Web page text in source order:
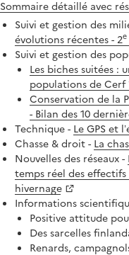
Sommaire détaillé avec
Suivi et gestion des
évolutions récentes - 2e
Suivi et gestion des
Les biches suitées :
populations de Cerf
Conservation de la
- Bilan des 10
Technique - Le GPS et
Chasse & droit - La
Nouvelles des réseaux -
temps réel des
hivernage
Informations
Positive attitude
Des sarcelles
Renards,